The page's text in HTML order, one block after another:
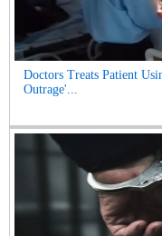
Doctors Treats Patient
Outrage'...